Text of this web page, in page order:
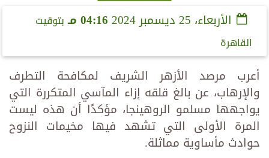
الأربعاء، 25 ديسمبر 2024 04:16 مـ
بتوقيت
القاهرة
أعرب مرصد الأزهر الشريف لمكافحة التطرف
والإرهاب، عن بالغ قلقه إزاء المآسي المتكررة التي
يواجهها مسلمو الروهينجا، مؤكدًا أن هذه ليست
المرة الأولى التي تشهد فيها مخيمات النزوح
حوادث مأساوية مماثلة.